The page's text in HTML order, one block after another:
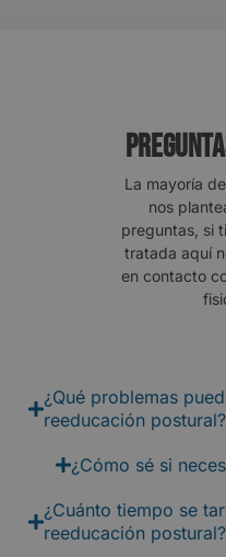
La mayoría
nos
preguntas, si
tratada aquí
en contacto
¿Qué problemas
reeducación postural?
¿Cómo sé si
¿Cuánto tiempo se
reeducación postural?